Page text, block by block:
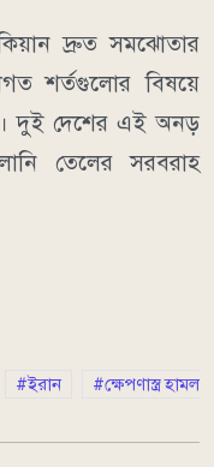
দ্রুত সমঝোতার
শর্তগুলোর বিষয়ে
দুই দেশের এই অনড়
তেলের সরবরাহ
ইরান ক্ষেপণাস্ত্র হামলা